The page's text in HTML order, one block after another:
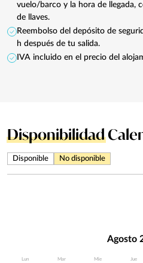
vuelo/barco y la hora de llegada,
de llaves.
Reembolso del depósito de
h después de tu salida.
IVA incluido en el precio del
Disponibilidad
Disponible No disponible
Agosto
Lun Mar Mie Jue